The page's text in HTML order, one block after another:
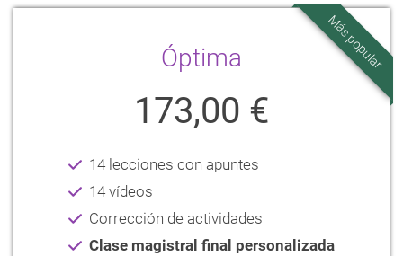
Óptima Más popular
173,00 €
14 lecciones con apuntes
14 vídeos
Corrección de actividades
Clase magistral final personalizada